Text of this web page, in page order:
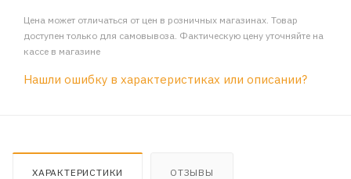
Цена может отличаться от цен в розничных магазинах. Товар
доступен только для самовывоза. Фактическую цену уточняйте на
кассе в магазине
Нашли ошибку в характеристиках или описании?
ХАРАКТЕРИСТИКИ ОТЗЫВЫ